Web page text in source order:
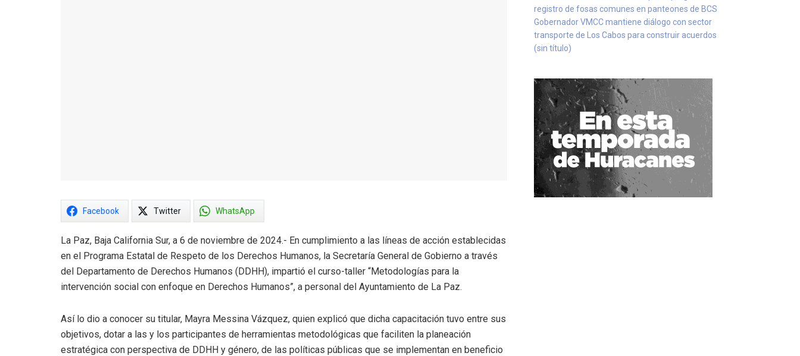
Facebook Twitter WhatsApp
La Paz, Baja California Sur, a 6 de noviembre de 2024.- En cumplimiento a las líneas de acción establecidas
en el Programa Estatal de Respeto de los Derechos Humanos, la Secretaría General de Gobierno a través
del Departamento de Derechos Humanos (DDHH), impartió el curso-taller “Metodologías para la
intervención social con enfoque en Derechos Humanos”, a personal del Ayuntamiento de La Paz.
Así lo dio a conocer su titular, Mayra Messina Vázquez, quien explicó que dicha capacitación tuvo entre sus
objetivos, dotar a las y los participantes de herramientas metodológicas que faciliten la planeación
estratégica con perspectiva de DDHH y género, de las políticas públicas que se implementan en beneficio
registro de fosas comunes en panteones de BCS
Gobernador VMCC mantiene diálogo con sector
transporte de Los Cabos para construir acuerdos
(sin título)